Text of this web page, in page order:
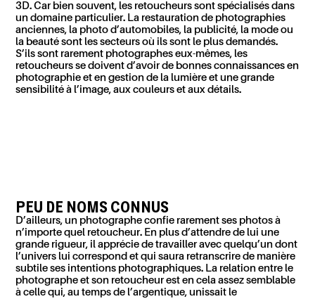
3D.Car bien souvent, les retoucheurs sont spécialisés dans
un domaine particulier. La restauration de photographies
anciennes, la photo d’automobiles, la publicité, la mode ou
la beautésont les secteurs où ils sont le plus demandés.
S’ils sont rarement photographes eux-mêmes, les
retoucheurs se doivent d’avoir de bonnes connaissances en
photographie et en gestion de la lumière et une grande
sensibilité à l’image, aux couleurs et aux détails.
PEU DE NOMS CONNUS
D’ailleurs, un photographe confie rarement ses photos à
n’importe quel retoucheur. En plus d’attendre de lui une
grande rigueur, il apprécie de travailler avec quelqu’un dont
l’univers lui correspond et qui saura retranscrire de manière
subtile ses intentions photographiques. La relation entre le
photographe et son retoucheur est en cela assez semblable
à celle qui, au temps de l’argentique, unissait le